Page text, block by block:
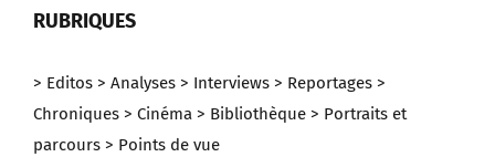
RUBRIQUES
> Editos > Analyses > Interviews > Reportages >
Chroniques > Cinéma > Bibliothèque > Portraits et
parcours > Points de vue